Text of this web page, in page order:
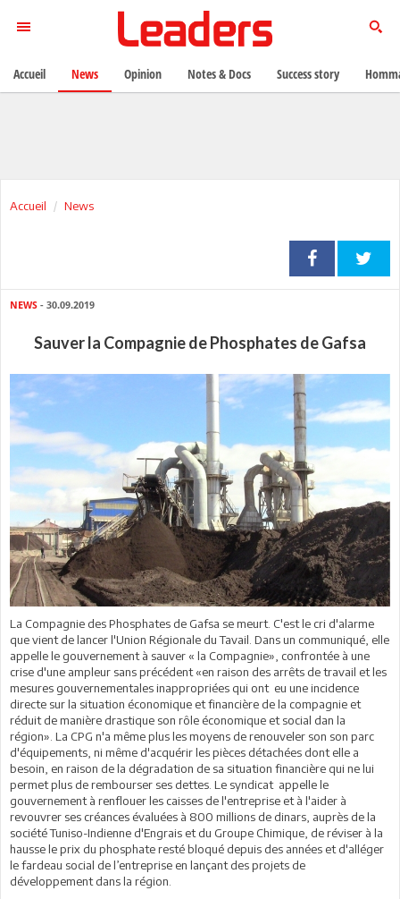
Accueil News
NEWS - 30.09.2019
Sauver la Compagnie de Phosphates de Gafsa
La Compagnie des Phosphates de Gafsa se meurt. C'est le cri d'alarme
que vient de lancer l'Union Régionale du Tavail. Dans un communiqué, elle
appelle le gouvernement à sauver « la Compagnie», confrontée à une
crise d'une ampleur sans précédent «en raison des arrêts de travail et les
mesures gouvernementales inappropriées qui ont eu une incidence
directe sur la situation économique et financière de la compagnie et
réduit de manière drastique son rôle économique et social dan la
région». La CPG n'a même plus les moyens de renouveler son son parc
d'équipements, ni même d'acquérir les pièces détachées dont elle a
besoin, en raison de la dégradation de sa situation financière qui ne lui
permet plus de rembourser ses dettes. Le syndicat appelle le
gouvernement à renflouer les caisses de l'entreprise et à l'aider à
revouvrer ses créances évaluées à 800 millions de dinars, auprès de la
société Tuniso-Indienne d'Engrais et du Groupe Chimique, de réviser à la
hausse le prix du phosphate resté bloqué depuis des années et d'alléger
le fardeau social de l’entreprise en lançant des projets de
développement dans la région.
Accueil News Opinion Notes & Docs Success story